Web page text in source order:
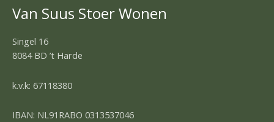
Van Suus Stoer Wonen
Singel 16
8084 BD ’t Harde
k.v.k: 67118380
IBAN: NL91RABO 0313537046